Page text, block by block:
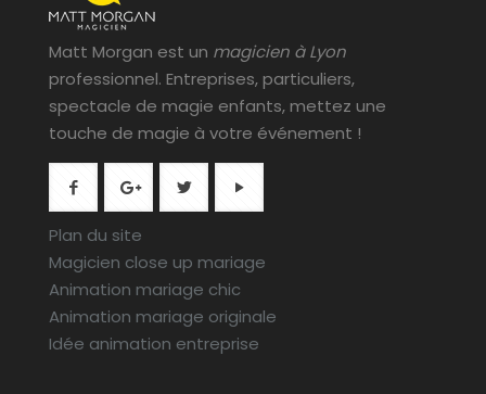
Matt Morgan est un magicien à Lyon
professionnel. Entreprises, particuliers,
spectacle de magie enfants, mettez une
touche de magie à votre événement !
Plan du site
Magicien close up mariage
Animation mariage chic
Animation mariage originale
Idée animation entreprise